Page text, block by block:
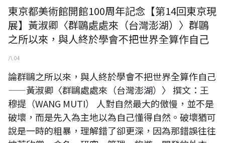
東京都美術館開館100周年記念【第14回東京現
展】黃淑卿〈群鷗處處來（台灣澎湖）〉群鷗
之所以來，與人終於學會不把世界全算作自己
八 04
論群鷗之所以來，與人終於學會不把世界全算作自己
——黃淑卿〈群鷗處處來（台灣澎湖）〉 撰文：王
穆提（WANG MUTI） 人對自然最大的傲慢，並不是
破壞，而是先入為主地以為自己懂得自然。破壞猶可
說是一時的粗暴，理解錯了卻更深，因為那錯誤往往